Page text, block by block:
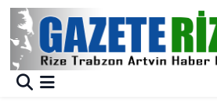
BÖLGEMİZ
Merkez Nöbetçi Eczaneler